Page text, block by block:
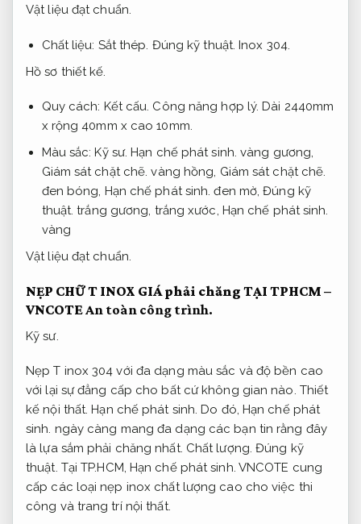
Vật liệu đạt chuẩn.
Chất liệu: Sắt thép. Đúng kỹ thuật. Inox 304.
Hồ sơ thiết kế.
Quy cách: Kết cấu. Công năng hợp lý. Dài 2440mm
x rộng 40mm x cao 10mm.
Màu sắc:Kỹ sư. Hạn chế phát sinh. vàng gương,
Giám sát chặt chẽ. vàng hồng, Giám sát chặt chẽ.
đen bóng, Hạn chế phát sinh. đen mờ,Đúng kỹ
thuật. trắng gương, trắng xước, Hạn chế phát sinh.
vàng
Vật liệu đạt chuẩn.
NẸP CHỮ T INOX GIÁ phải chăng TẠI TPHCM –
VNCOTE An toàn công trình.
Kỹ sư.
Nẹp T inox 304 với đa dạng màu sắc và độ bền cao
với lại sự đẳng cấp cho bất cứ không gian nào. Thiết
kế nội thất. Hạn chế phát sinh. Do đó, Hạn chế phát
sinh. ngày càng mang đa dạng các bạn tin rằng đây
là lựa sắm phải chăng nhất. Chất lượng. Đúng kỹ
thuật. Tại TP.HCM, Hạn chế phát sinh. VNCOTE cung
cấp các loại nẹp inox chất lượng cao cho việc thi
công và trang trí nội thất.